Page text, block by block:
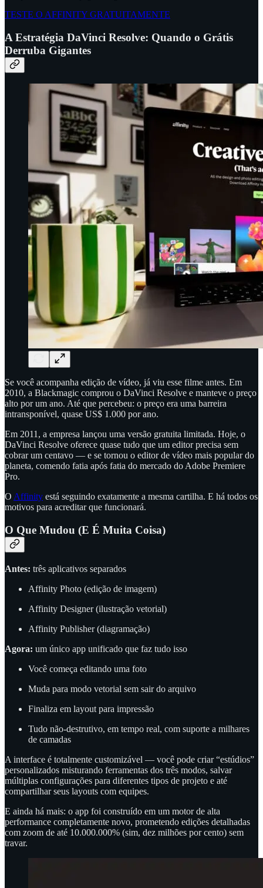
TESTE O AFFINITY GRATUITAMENTE
A Estratégia DaVinci Resolve: Quando o Grátis
Derruba Gigantes
Se você acompanha edição de vídeo, já viu esse filme antes. Em
2010, a Blackmagic comprou o DaVinci Resolve e manteve o preço
alto por um ano. Até que percebeu: o preço era uma barreira
intransponível, quase US$ 1.000 por ano.
Em 2011, a empresa lançou uma versão gratuita limitada. Hoje, o
DaVinci Resolve oferece quase tudo que um editor precisa sem
cobrar um centavo — e se tornou o editor de vídeo mais popular do
planeta, comendo fatia após fatia do mercado do Adobe Premiere
Pro.
O Affinity está seguindo exatamente a mesma cartilha. E há todos os
motivos para acreditar que funcionará.
O Que Mudou (E É Muita Coisa)
Antes: três aplicativos separados
Affinity Photo (edição de imagem)
Affinity Designer (ilustração vetorial)
Affinity Publisher (diagramação)
Agora: um único app unificado que faz tudo isso
Você começa editando uma foto
Muda para modo vetorial sem sair do arquivo
Finaliza em layout para impressão
Tudo não-destrutivo, em tempo real, com suporte a milhares
de camadas
A interface é totalmente customizável — você pode criar “estúdios”
personalizados misturando ferramentas dos três modos, salvar
múltiplas configurações para diferentes tipos de projeto e até
compartilhar seus layouts com equipes.
E ainda há mais: o app foi construído em um motor de alta
performance completamente novo, prometendo edições detalhadas
com zoom de até 10.000.000% (sim, dez milhões por cento) sem
travar.